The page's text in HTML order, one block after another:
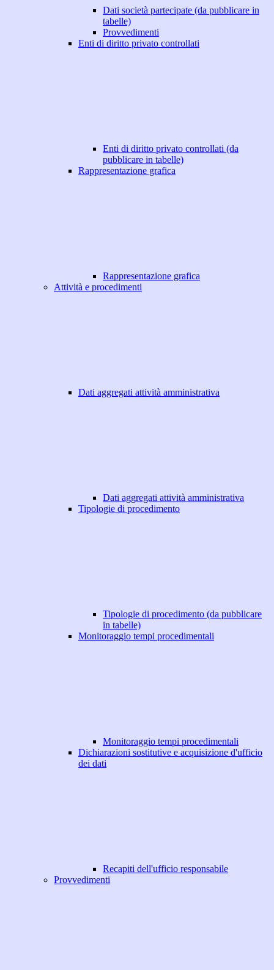
Dati società partecipate (da pubblicare in
tabelle)
Provvedimenti
Enti di diritto privato controllati
Enti di diritto privato controllati (da
pubblicare in tabelle)
Rappresentazione grafica
Rappresentazione grafica
Attività e procedimenti
Dati aggregati attività amministrativa
Dati aggregati attività amministrativa
Tipologie di procedimento
Tipologie di procedimento (da pubblicare
in tabelle)
Monitoraggio tempi procedimentali
Monitoraggio tempi procedimentali
Dichiarazioni sostitutive e acquisizione d'ufficio
dei dati
Recapiti dell'ufficio responsabile
Provvedimenti